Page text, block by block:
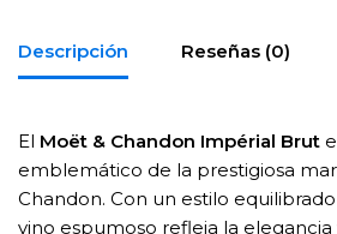
Descripción Reseñas (0)
El Moët & Chandon Impérial Brut
emblemático de la prestigiosa
Chandon. Con un estilo
vino espumoso refleja la